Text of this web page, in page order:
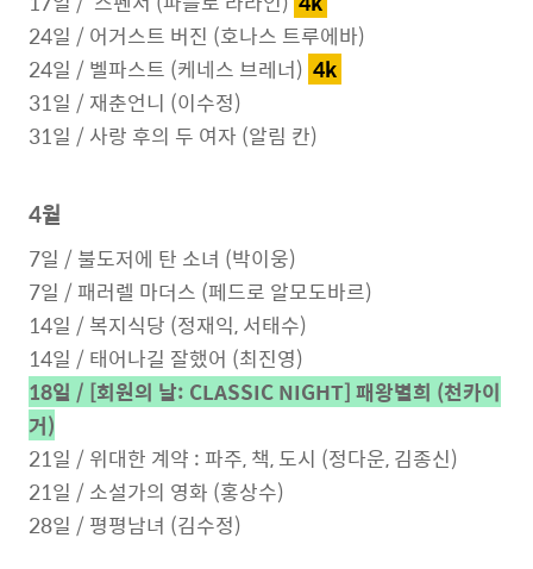
24일 / 어거스트 버진 (호나스 트루에바)
24일 / 벨파스트 (케네스 브레너) 4k
31일 / 재춘언니 (이수정)
31일 / 사랑 후의 두 여자 (알림 칸)
4월
7일 / 불도저에 탄 소녀 (박이웅)
7일 / 패러렐 마더스 (페드로 알모도바르)
14일 / 복지식당 (정재익, 서태수)
14일 / 태어나길 잘했어 (최진영)
18일 / [회원의 날: CLASSIC NIGHT] 패왕별희 (천카이
거)
21일 / 위대한 계약 : 파주, 책, 도시 (정다운, 김종신)
21일 / 소설가의 영화 (홍상수)
28일 / 평평남녀 (김수정)